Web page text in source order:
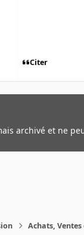
Citer
archivé et ne
Achats,